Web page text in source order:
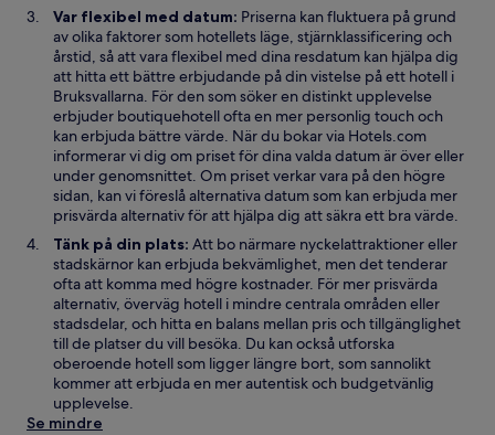
y
t
t
f
ö
n
s
t
e
r
e
t
t
n
y
t
t
f
ö
n
s
t
e
r
Var flexibel med datum: Priserna kan fluktuera på grund
av olika faktorer som hotellets läge, stjärnklassificering och
årstid, så att vara flexibel med dina resdatum kan hjälpa dig
att hitta ett bättre erbjudande på din vistelse på ett hotell i
Bruksvallarna. För den som söker en distinkt upplevelse
erbjuder boutiquehotell ofta en mer personlig touch och
kan erbjuda bättre värde. När du bokar via Hotels.com
informerar vi dig om priset för dina valda datum är över eller
under genomsnittet. Om priset verkar vara på den högre
sidan, kan vi föreslå alternativa datum som kan erbjuda mer
prisvärda alternativ för att hjälpa dig att säkra ett bra värde.
Tänk på din plats: Att bo närmare nyckelattraktioner eller
stadskärnor kan erbjuda bekvämlighet, men det tenderar
ofta att komma med högre kostnader. För mer prisvärda
alternativ, överväg hotell i mindre centrala områden eller
stadsdelar, och hitta en balans mellan pris och tillgänglighet
till de platser du vill besöka. Du kan också utforska
oberoende hotell som ligger längre bort, som sannolikt
kommer att erbjuda en mer autentisk och budgetvänlig
upplevelse.
Se mindre